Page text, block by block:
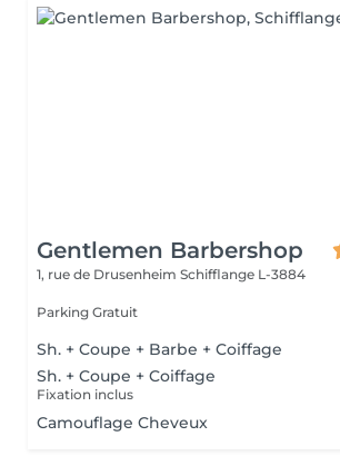
Gentlemen Barbershop
1, rue de Drusenheim Schifflange L-3884
Parking Gratuit
Sh. + Coupe + Barbe + Coiffage
Sh. + Coupe + Coiffage
Fixation inclus
Camouflage Cheveux